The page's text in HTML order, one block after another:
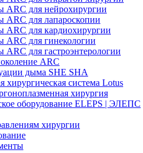
ARC для нейрохирургии
ARC для лапароскопии
ARC для кардиохирургии
ARC для гинекологии
ARC для гастроэнтерологии
ARC
дыма SHE SHA
хирургическая система Lotus
хирургия
оборудование ELEPS | ЭЛЕПС
хирургии